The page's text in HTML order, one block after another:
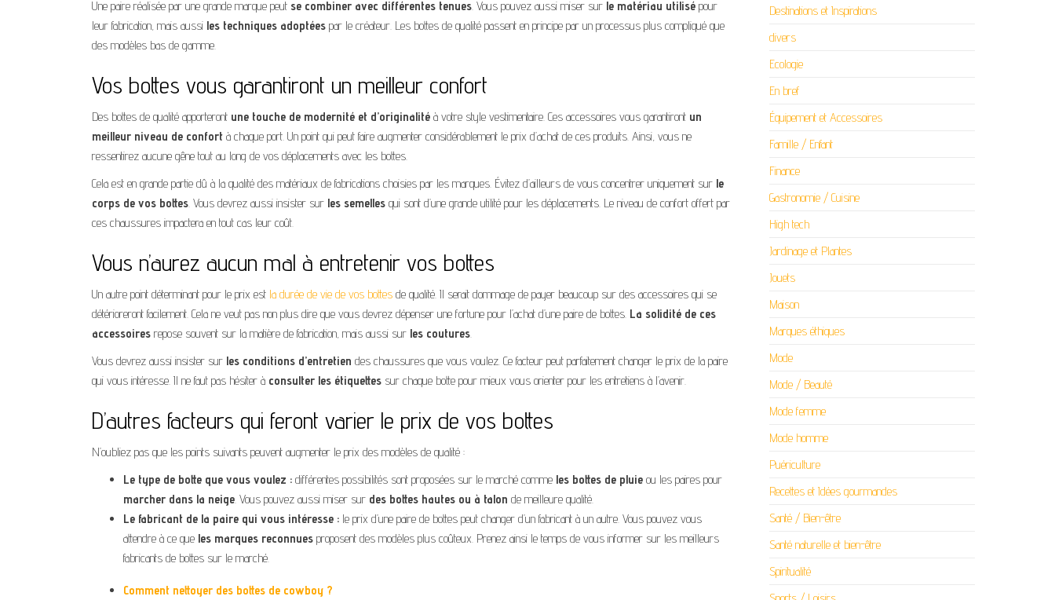
Une paire réalisée par une grande marque peut se combiner avec différentes tenues. Vous pouvez aussi miser sur le matériau utilisé pour
leur fabrication, mais aussi les techniques adoptées par le créateur. Les bottes de qualité passent en principe par un processus plus compliqué que
des modèles bas de gamme.
Vos bottes vous garantiront un meilleur confort
Des bottes de qualité apporteront une touche de modernité et d’originalité à votre style vestimentaire. Ces accessoires vous garantiront un
meilleur niveau de confort à chaque port. Un point qui peut faire augmenter considérablement le prix d’achat de ces produits. Ainsi, vous ne
ressentirez aucune gêne tout au long de vos déplacements avec les bottes.
Cela est en grande partie dû à la qualité des matériaux de fabrications choisies par les marques. Évitez d’ailleurs de vous concentrer uniquement sur le
corps de vos bottes. Vous devrez aussi insister sur les semelles qui sont d’une grande utilité pour les déplacements. Le niveau de confort offert par
ces chaussures impactera en tout cas leur coût.
Vous n’aurez aucun mal à entretenir vos bottes
Un autre point déterminant pour le prix est la durée de vie de vos bottes de qualité. Il serait dommage de payer beaucoup sur des accessoires qui se
détérioreront facilement. Cela ne veut pas non plus dire que vous devrez dépenser une fortune pour l’achat d’une paire de bottes. La solidité de ces
accessoires repose souvent sur la matière de fabrication, mais aussi sur les coutures.
Vous devrez aussi insister sur les conditions d’entretien des chaussures que vous voulez. Ce facteur peut parfaitement changer le prix de la paire
qui vous intéresse. Il ne faut pas hésiter à consulter les étiquettes sur chaque botte pour mieux vous orienter pour les entretiens à l’avenir.
D’autres facteurs qui feront varier le prix de vos bottes
N’oubliez pas que les points suivants peuvent augmenter le prix des modèles de qualité :
Le type de botte que vous voulez : différentes possibilités sont proposées sur le marché comme les bottes de pluie ou les paires pour
marcher dans la neige. Vous pouvez aussi miser sur des bottes hautes ou à talon de meilleure qualité.
Le fabricant de la paire qui vous intéresse : le prix d’une paire de bottes peut changer d’un fabricant à un autre. Vous pouvez vous
attendre à ce que les marques reconnues proposent des modèles plus coûteux. Prenez ainsi le temps de vous informer sur les meilleurs
fabricants de bottes sur le marché.
Comment nettoyer des bottes de cowboy ?
Destinations et Inspirations
divers
Ecologie
En bref
Équipement et Accessoires
Famille / Enfant
Finance
Gastronomie / Cuisine
High tech
Jardinage et Plantes
Jouets
Maison
Marques éthiques
Mode
Mode / Beauté
Mode femme
Mode homme
Puériculture
Recettes et Idées gourmandes
Santé / Bien-être
Santé naturelle et bien-être
Spiritualité